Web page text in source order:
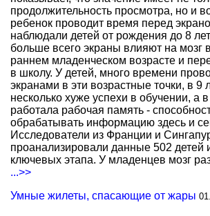
продолжительность просмотра, но и
ребенок проводит время перед
наблюдали детей от рождения до 8
больше всего экраны влияют на мозг
раннем младенческом возрасте и
в школу. У детей, много времени
экранами в эти возрастные точки, в 9
несколько хуже успехи в обучении, а
работала рабочая память -
обрабатывать информацию здесь и
Исследователи из Франции и
проанализировали данные 502 детей
ключевых этапа. У младенцев мозг
...>>
Умные жилеты, спасающие от жары